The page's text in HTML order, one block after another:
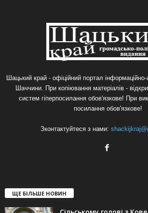
Шацький край - офіційний портал інформаційно-
Шаччини. При копіювання матеріалів -
систем гіперпосилання обов'язкове! При
посилання обов'язкове!
Зконтактуйтеся з нами:
ЩЕ БІЛЬШЕ НОВИН